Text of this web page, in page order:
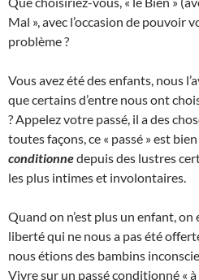
Mal », avec l’occasion de pouvoir
problème ?
Vous avez été des enfants, nous
que certains d’entre nous ont
? Appelez votre passé, il a des
toutes façons, ce « passé » est
conditionnedepuis des lustres
les plus intimes et involontaires.
Quand on n’est plus un enfant,
liberté qui ne nous a pas été
nous étions des bambins
Vivre sur un passé conditionné «